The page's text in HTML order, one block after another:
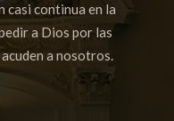
casi continua en la
a Dios por las
a nosotros.